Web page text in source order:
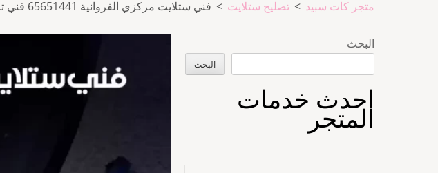
متجر كات سبيد > تصليح ستلايت > فني ستلايت مركزي الفروانية 65651441 فني تركيب ستلايت
البحث
البحث
احدث خدمات
المتجر